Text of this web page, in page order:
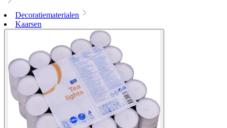
Decoratiematerialen
Kaarsen